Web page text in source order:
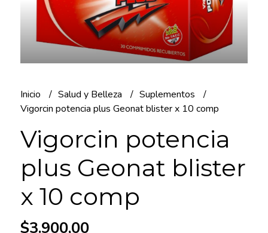
Inicio Salud y Belleza
Suplementos
Vigorcin potencia plus Geonat blister x 10 comp
Vigorcin potencia
plus Geonat blister
x 10 comp
$3.900,00